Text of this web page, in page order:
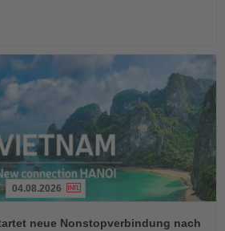
04.08.2026
neue Nonstopverbindung nach